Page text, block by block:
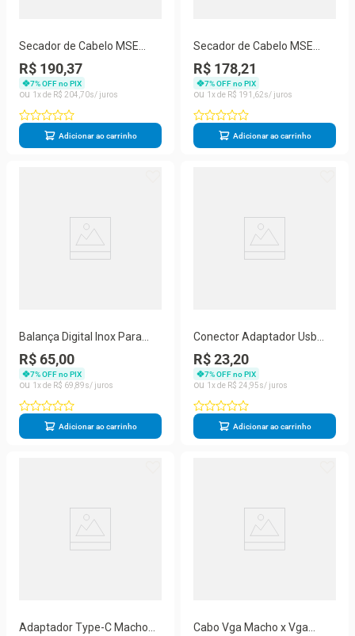
Secador de Cabelo MSE
2600B 2000W Iônica 3
Temperaturas Vermelho
220V
R$ 190,37
7% OFF no PIX
1
R$ 204 70
Adicionar ao carrinho
Secador de Cabelo MSE
2600B 2000W Tecnologia
Iônica 3 Temperaturas
Vermelho
R$ 178,21
7% OFF no PIX
1
R$ 191 62
Adicionar ao carrinho
Balança Digital Inox Para
Cozinha 10kg Dieta E
Nutrição
R$ 65,00
7% OFF no PIX
1
R$ 69 89
Adicionar ao carrinho
Conector Adaptador Usb
Fêmea X Usb Fêmea
Emenda
R$ 23,20
7% OFF no PIX
1
R$ 24 95
Adicionar ao carrinho
Adaptador Type-C Macho
Cabo Vga Macho x Vga